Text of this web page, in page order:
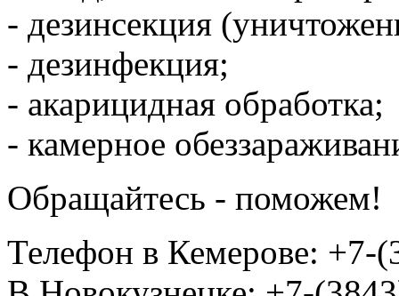
- ⁠дезинсекция
- ⁠дезинфекция;
- ⁠акарицидная обработка;
- ⁠камерное
Обращайтесь - поможем!
Телефон в Кемерове: +7-